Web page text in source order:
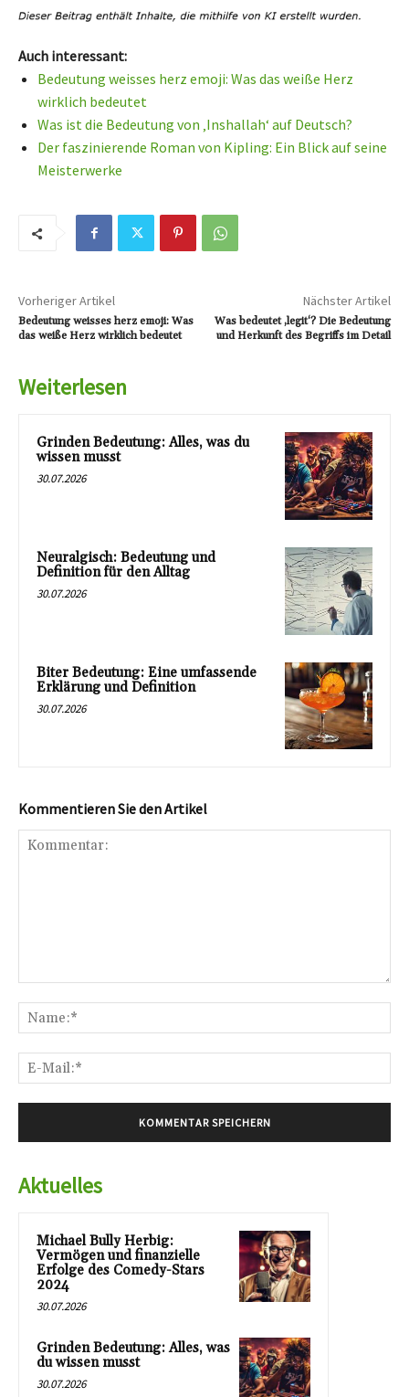
Auch interessant:
Bedeutung weisses herz emoji: Was das weiße Herz
wirklich bedeutet
Was ist die Bedeutung von ‚Inshallah‘ auf Deutsch?
Der faszinierende Roman von Kipling: Ein Blick auf seine
Meisterwerke
Vorheriger Artikel
Bedeutung weisses herz emoji: Was
das weiße Herz wirklich bedeutet
Nächster Artikel
Was bedeutet ‚legit‘? Die Bedeutung
und Herkunft des Begriffs im Detail
Weiterlesen
Grinden Bedeutung: Alles, was du
wissen musst
30.07.2026
Neuralgisch: Bedeutung und
Definition für den Alltag
30.07.2026
Biter Bedeutung: Eine umfassende
Erklärung und Definition
30.07.2026
Kommentieren Sie den Artikel
Aktuelles
Michael Bully Herbig:
Vermögen und finanzielle
Erfolge des Comedy-Stars
2024
30.07.2026
Grinden Bedeutung: Alles, was
du wissen musst
30.07.2026